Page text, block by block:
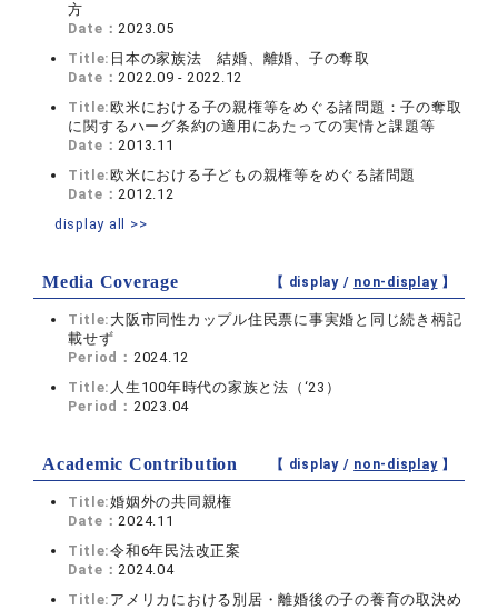
方
Date：2023.05
Title: 日本の家族法 結婚、離婚、子の奪取
Date：2022.09 - 2022.12
Title:欧米における子の親権等をめぐる諸問題：子の奪取
に関するハーグ条約の適用にあたっての実情と課題等
Date：2013.11
Title:欧米における子どもの親権等をめぐる諸問題
Date：2012.12
display all >>
Media Coverage 【 display / non-display】
Title: 大阪市同性カップル住民票に事実婚と同じ続き柄記
載せず
Period： 2024.12
Title: 人生100年時代の家族と法（‘23）
Period： 2023.04
Academic Contribution 【 display / non-display】
Title:婚姻外の共同親権
Date：2024.11
Title:令和6年民法改正案
Date：2024.04
Title: アメリカにおける別居・離婚後の子の養育の取決め